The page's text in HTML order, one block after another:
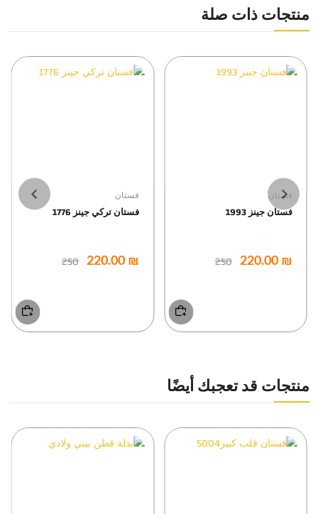
منتجات ذات صلة
فستان
فستان جينز 1993
₪ 220.00
250
فستان
فستان تركي جينز 1776
₪ 220.00
250
منتجات قد تعجبك أيضًا